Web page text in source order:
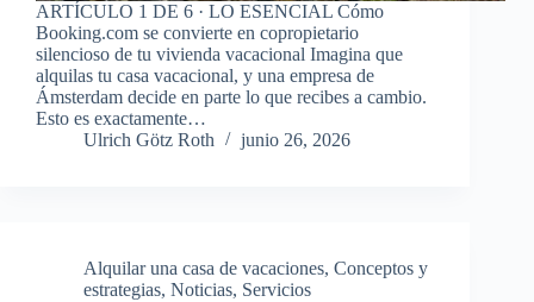
ARTÍCULO 1 DE 6 · LO ESENCIAL Cómo
Booking.com se convierte en copropietario
silencioso de tu vivienda vacacional Imagina que
alquilas tu casa vacacional, y una empresa de
Ámsterdam decide en parte lo que recibes a cambio.
Esto es exactamente…
Ulrich Götz Roth
junio 26, 2026
Alquilar una casa de vacaciones, Conceptos y
estrategias, Noticias, Servicios